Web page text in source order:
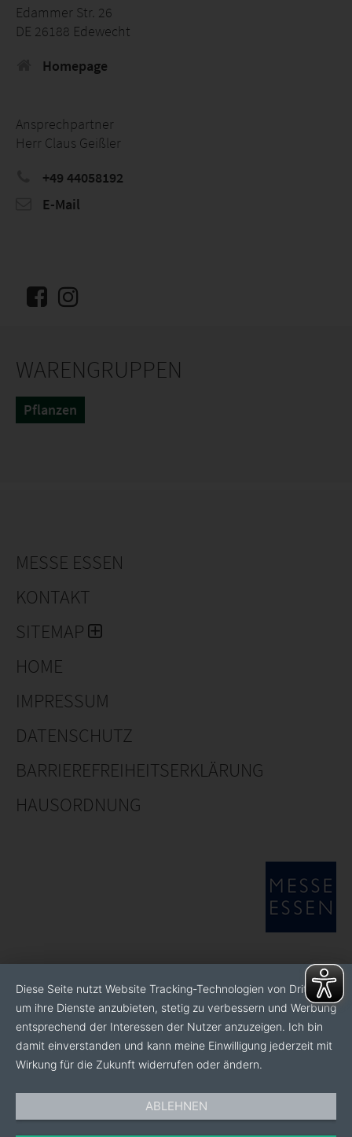
Edammer Str. 26
DE 26188 Edewecht
Homepage
Ansprechpartner
Herr Claus Geißler
+49 44058192
E-Mail
WARENGRUPPEN
Pflanzen
MESSE ESSEN
KONTAKT
SITEMAP
HOME
IMPRESSUM
DATENSCHUTZ
BARRIEREFREIHEITSERKLÄRUNG
HAUSORDNUNG
Diese Seite nutzt Website Tracking-Technologien von Dritten,
um ihre Dienste anzubieten, stetig zu verbessern und Werbung
entsprechend der Interessen der Nutzer anzuzeigen. Ich bin
damit einverstanden und kann meine Einwilligung jederzeit mit
Wirkung für die Zukunft widerrufen oder ändern.
ABLEHNEN